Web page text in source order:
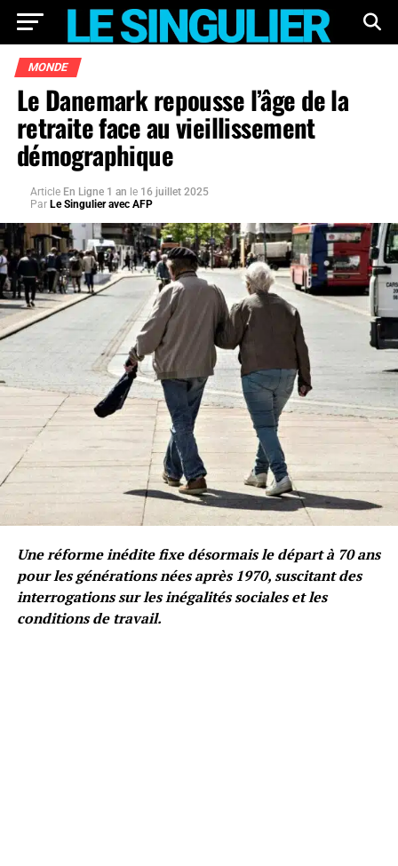
MONDE
Le Danemark repousse l’âge de la
retraite face au vieillissement
démographique
Article En Ligne 1 an le 16 juillet 2025
Par Le Singulier avec AFP
Une réforme inédite fixe désormais le départ à 70 ans
pour les générations nées après 1970, suscitant des
interrogations sur les inégalités sociales et les
conditions de travail.